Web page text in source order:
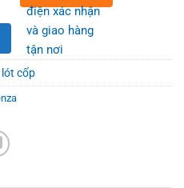
điện xác nhận
và giao hàng
tận nơi
lót cốp